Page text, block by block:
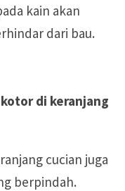
kain akan
dari bau.
di keranjang
cucian juga
berpindah.